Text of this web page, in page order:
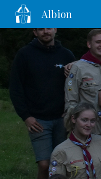
Albion